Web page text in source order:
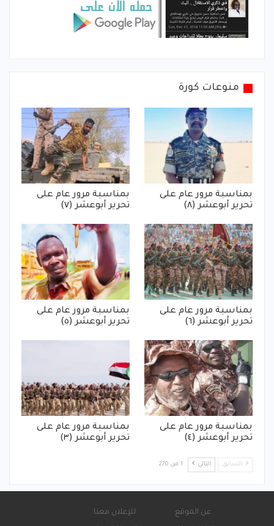
منوعات كورة
بمناسبة مرور عام على
تحرير أبوعشر (٨)
بمناسبة مرور عام على
تحرير أبوعشر (٧)
بمناسبة مرور عام على
تحرير أبوعشر (٦)
بمناسبة مرور عام على
تحرير أبوعشر (٥)
بمناسبة مرور عام على
تحرير أبوعشر (٤)
بمناسبة مرور عام على
تحرير أبوعشر (٣)
السابق التالي 1 من 270
عن الموقع
للإعلان معنا